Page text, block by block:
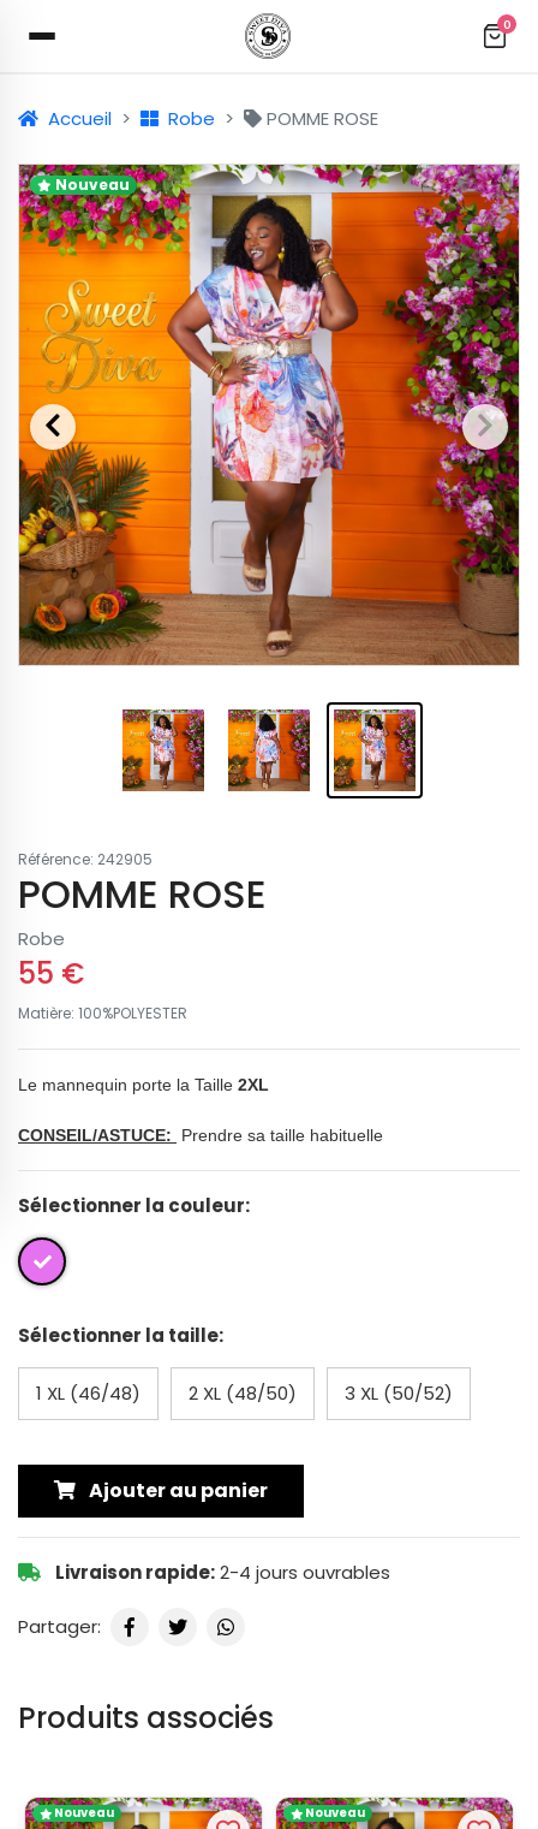
0
Accueil Robe POMME ROSE
Nouveau
Référence: 242905
POMME ROSE
Robe
55 €
Matière: 100%POLYESTER
Le mannequin porte la Taille 2XL
CONSEIL/ASTUCE: Prendre sa taille habituelle
Sélectionner la couleur:
Sélectionner la taille:
1 XL (46/48) 2 XL (48/50) 3 XL (50/52)
Ajouter au panier
Livraison rapide:2-4 jours ouvrables
Partager:
Produits associés
Nouveau Nouveau